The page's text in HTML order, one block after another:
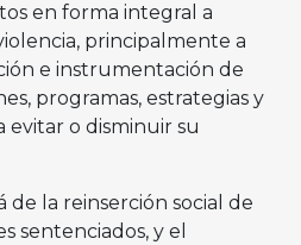
en forma integral a
principalmente a
e instrumentación de
programas, estrategias y
evitar o disminuir su
de la reinserción social de
sentenciados, y el